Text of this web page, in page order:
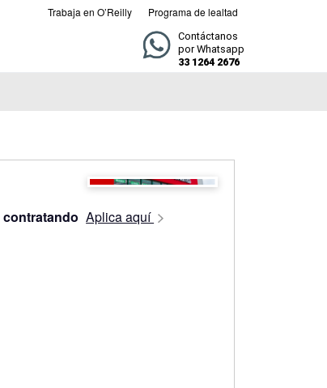
Trabaja en O’Reilly Programa de lealtad
Contáctanos
por Whatsapp
33 1264 2676
contratando Aplica aquí